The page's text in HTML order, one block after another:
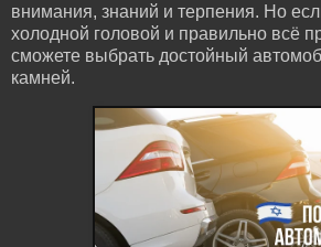
внимания, знаний и терпения. Но
холодной головой и правильно всё
сможете выбрать достойный
камней.